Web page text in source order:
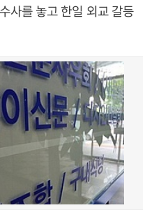
사를 놓고 한일 외교 갈등